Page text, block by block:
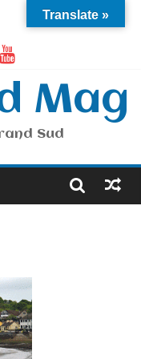
Septembre !
: Le virage vert au
Mag
Sud
Translate »